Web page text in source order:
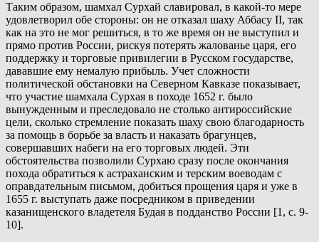
Таким образом, шамхал Сурхай славировал, в какой-то мере
удовлетворил обе стороны: он не отказал шаху Аббасу II, так
как на это не мог решиться, в то же время он не выступил и
прямо против России, рискуя потерять жалованье царя, его
поддержку и торговые привилегии в Русском государстве,
дававшие ему немалую прибыль. Учет сложности
политической обстановки на Северном Кавказе показывает,
что участие шамхала Сурхая в походе 1652 г. было
вынужденным и преследовало не столько антироссийские
цели, сколько стремление показать шаху свою благодарность
за помощь в борьбе за власть и наказать брагунцев,
совершавших набеги на его торговых людей. Эти
обстоятельства позволили Сурхаю сразу после окончания
похода обратиться к астраханским и терским воеводам с
оправдательным письмом, добиться прощения царя и уже в
1655 г. выступать даже посредником в приведении
казанищенского владетеля Будая в подданство России [1, с. 9-
10].